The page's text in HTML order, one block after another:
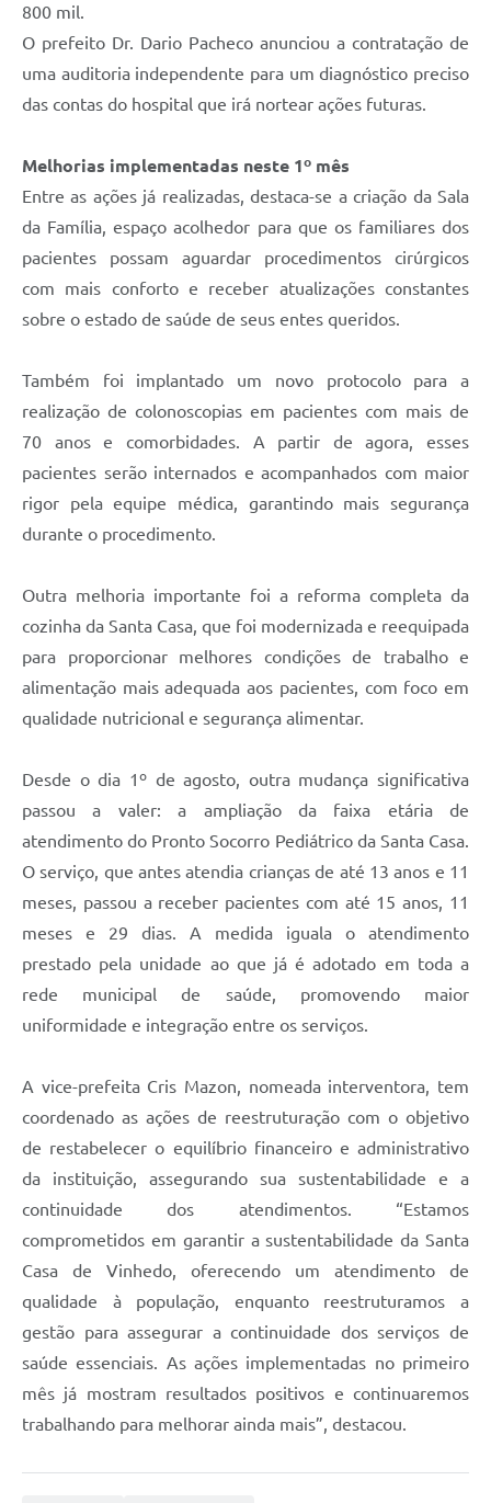
800 mil.
O prefeito Dr. Dario Pacheco anunciou a contratação de
uma auditoria independente para um diagnóstico preciso
das contas do hospital que irá nortear ações futuras.
Melhorias implementadas neste 1º mês
Entre as ações já realizadas, destaca-se a criação da Sala
da Família, espaço acolhedor para que os familiares dos
pacientes possam aguardar procedimentos cirúrgicos
com mais conforto e receber atualizações constantes
sobre o estado de saúde de seus entes queridos.
Também foi implantado um novo protocolo para a
realização de colonoscopias em pacientes com mais de
70 anos e comorbidades. A partir de agora, esses
pacientes serão internados e acompanhados com maior
rigor pela equipe médica, garantindo mais segurança
durante o procedimento.
Outra melhoria importante foi a reforma completa da
cozinha da Santa Casa, que foi modernizada e reequipada
para proporcionar melhores condições de trabalho e
alimentação mais adequada aos pacientes, com foco em
qualidade nutricional e segurança alimentar.
Desde o dia 1º de agosto, outra mudança significativa
passou a valer: a ampliação da faixa etária de
atendimento do Pronto Socorro Pediátrico da Santa Casa.
O serviço, que antes atendia crianças de até 13 anos e 11
meses, passou a receber pacientes com até 15 anos, 11
meses e 29 dias. A medida iguala o atendimento
prestado pela unidade ao que já é adotado em toda a
rede municipal de saúde, promovendo maior
uniformidade e integração entre os serviços.
A vice-prefeita Cris Mazon, nomeada interventora, tem
coordenado as ações de reestruturação com o objetivo
de restabelecer o equilíbrio financeiro e administrativo
da instituição, assegurando sua sustentabilidade e a
continuidade dos atendimentos. “Estamos
comprometidos em garantir a sustentabilidade da Santa
Casa de Vinhedo, oferecendo um atendimento de
qualidade à população, enquanto reestruturamos a
gestão para assegurar a continuidade dos serviços de
saúde essenciais. As ações implementadas no primeiro
mês já mostram resultados positivos e continuaremos
trabalhando para melhorar ainda mais”, destacou.